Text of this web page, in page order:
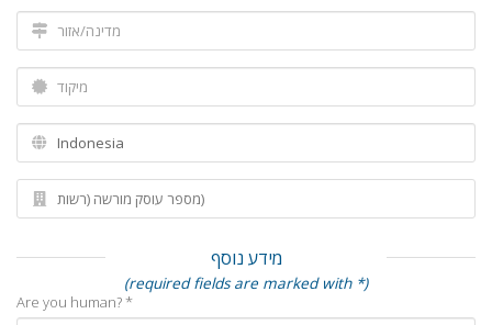
מידע נוסף
(required fields are marked with *)
Are you human? *